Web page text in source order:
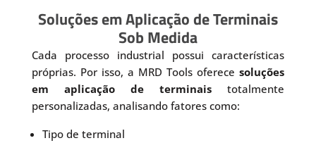
Soluções em Aplicação de Terminais
Sob Medida
Cada processo industrial possui características
próprias. Por isso, a MRD Tools oferecesoluções
em aplicação de terminais totalmente
personalizadas, analisando fatores como:
Tipo de terminal